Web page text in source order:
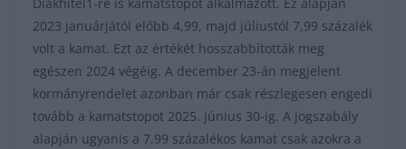
Diákhitel1-re is kamatstopot alkalmazott. Ez alapján
2023 januárjától előbb 4,99, majd júliustól 7,99 százalék
volt a kamat. Ezt az értékét hosszabbították meg
egészen 2024 végéig. A december 23-án megjelent
kormányrendelet azonban már csak részlegesen engedi
tovább a kamatstopot 2025. június 30-ig. A jogszabály
alapján ugyanis a 7,99 százalékos kamat csak azokra a